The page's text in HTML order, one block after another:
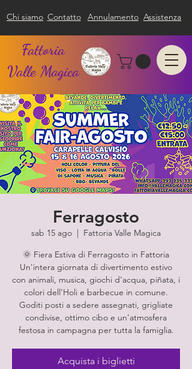
Chi siamo Contatto Annulamento Assistenza
Fattoria
Valle Magica
Ferragosto
sab 15 ago
  |
Fattoria Valle Magica
🌞 Fiera Estiva di Ferragosto in Fattoria
Un'intera giornata di divertimento estivo
con animali, musica, giochi d'acqua, piñata, i
colori dell'Holi e barbecue in comune.
Goditi posti a sedere assegnati, grigliate
condivise, ottimo cibo e un'atmosfera
festosa in campagna per tutta la famiglia.
Acquista i biglietti